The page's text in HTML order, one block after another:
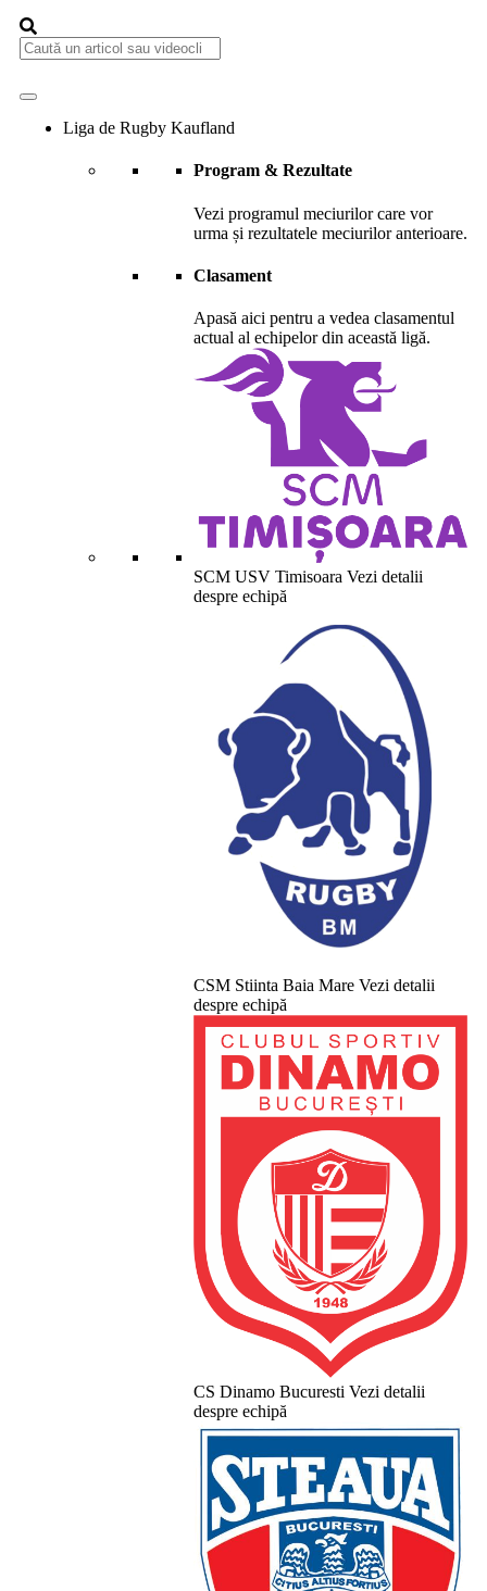
Liga de Rugby Kaufland
Program & Rezultate
Vezi programul meciurilor care vor
urma și rezultatele meciurilor anterioare.
Clasament
Apasă aici pentru a vedea clasamentul
actual al echipelor din această ligă.
SCM USV Timisoara Vezi detalii
despre echipă
CSM Stiinta Baia Mare Vezi detalii
despre echipă
CS Dinamo Bucuresti Vezi detalii
despre echipă